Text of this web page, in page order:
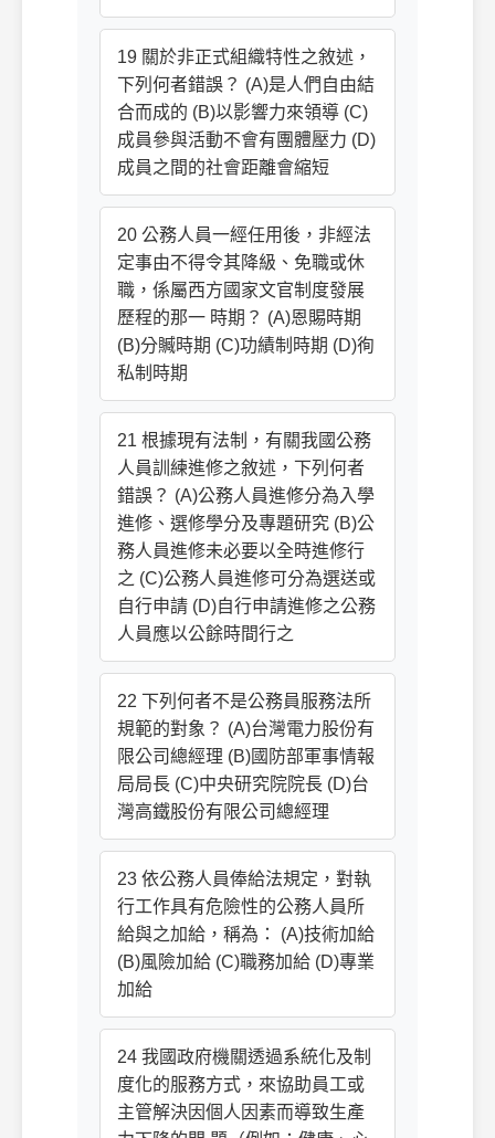
19 關於非正式組織特性之敘述，
下列何者錯誤？ (A)是人們自由結
合而成的 (B)以影響力來領導 (C)
成員參與活動不會有團體壓力 (D)
成員之間的社會距離會縮短
20 公務人員一經任用後，非經法
定事由不得令其降級、免職或休
職，係屬西方國家文官制度發展
歷程的那一 時期？ (A)恩賜時期
(B)分贓時期 (C)功績制時期 (D)徇
私制時期
21 根據現有法制，有關我國公務
人員訓練進修之敘述，下列何者
錯誤？ (A)公務人員進修分為入學
進修、選修學分及專題研究 (B)公
務人員進修未必要以全時進修行
之 (C)公務人員進修可分為選送或
自行申請 (D)自行申請進修之公務
人員應以公餘時間行之
22 下列何者不是公務員服務法所
規範的對象？ (A)台灣電力股份有
限公司總經理 (B)國防部軍事情報
局局長 (C)中央研究院院長 (D)台
灣高鐵股份有限公司總經理
23 依公務人員俸給法規定，對執
行工作具有危險性的公務人員所
給與之加給，稱為： (A)技術加給
(B)風險加給 (C)職務加給 (D)專業
加給
24 我國政府機關透過系統化及制
度化的服務方式，來協助員工或
主管解決因個人因素而導致生產